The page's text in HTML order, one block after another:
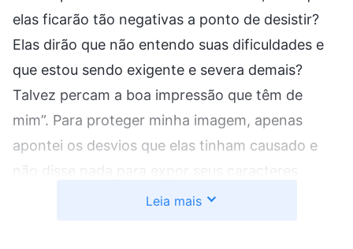
elas ficarão tão negativas a ponto de desistir?
Elas dirão que não entendo suas dificuldades e
que estou sendo exigente e severa demais?
Talvez percam a boa impressão que têm de
mim”. Para proteger minha imagem, apenas
apontei os desvios que elas tinham causado e
não disse nada para expor seus caracteres
corruptos. Cheguei mesmo a expressar isso em
Leia mais